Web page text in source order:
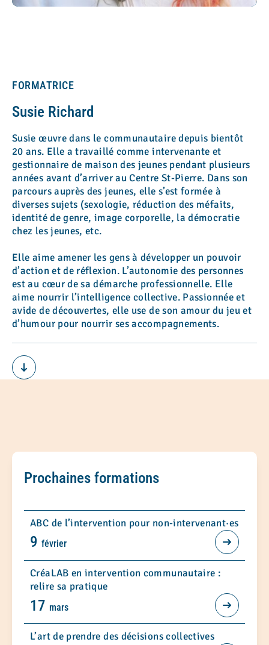
FORMATRICE
Susie Richard
Susie œuvre dans le communautaire depuis bientôt
20 ans. Elle a travaillé comme intervenante et
gestionnaire de maison des jeunes pendant plusieurs
années avant d’arriver au Centre St-Pierre. Dans son
parcours auprès des jeunes, elle s’est formée à
diverses sujets (sexologie, réduction des méfaits,
identité de genre, image corporelle, la démocratie
chez les jeunes, etc.​
Elle aime amener les gens à développer un pouvoir
d’action et de réflexion. L’autonomie des personnes
est au cœur de sa démarche professionnelle. Elle
aime nourrir l’intelligence collective. Passionnée et
avide de découvertes, elle use de son amour du jeu et
d’humour pour nourrir ses accompagnements.
Prochaines formations
9février
ABC de l’intervention pour non-intervenant·es
17 mars
CréaLAB en intervention communautaire :
relire sa pratique
L’art de prendre des décisions collectives